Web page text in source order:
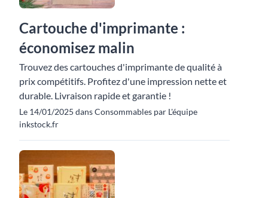
Cartouche d'imprimante :
économisez malin
Trouvez des cartouches d'imprimante de qualité à
prix compétitifs. Profitez d'une impression nette et
durable. Livraison rapide et garantie !
Le 14/01/2025 dans Consommables par L'équipe
inkstock.fr